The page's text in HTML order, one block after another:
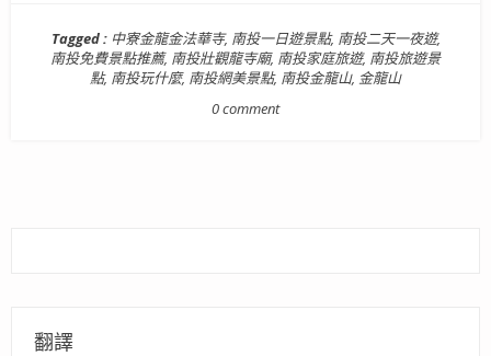
Tagged : 中寮金龍金法華寺, 南投一日遊景點, 南投二天一夜遊,
南投免費景點推薦, 南投壯觀龍寺廟, 南投家庭旅遊, 南投旅遊景
點, 南投玩什麼, 南投網美景點, 南投金龍山, 金龍山
0 comment
翻譯